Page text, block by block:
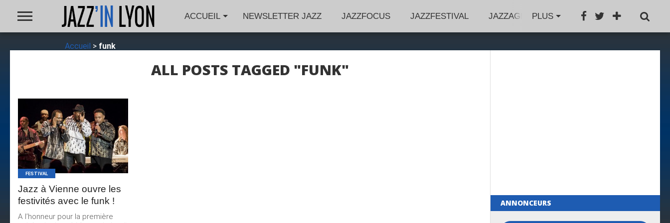
ACCUEIL NEWSLETTER JAZZ JAZZFOCUS JAZZFESTIVAL JAZZAGENDA JAZZBOOK GROS
PLUS
Accueil > funk
ALL POSTS TAGGED "FUNK"
LIRE LA
SUITE
FESTIVAL
Jazz à Vienne ouvre les
festivités avec le funk !
A l’honneur pour la première
ANNONCEURS